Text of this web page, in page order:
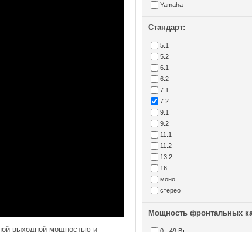
выходной мощностью и
Yamaha
Стандарт:
5.1
5.2
6.1
6.2
7.1
7.2
9.1
9.2
11.1
11.2
13.2
16
моно
стерео
Мощность фронтальных